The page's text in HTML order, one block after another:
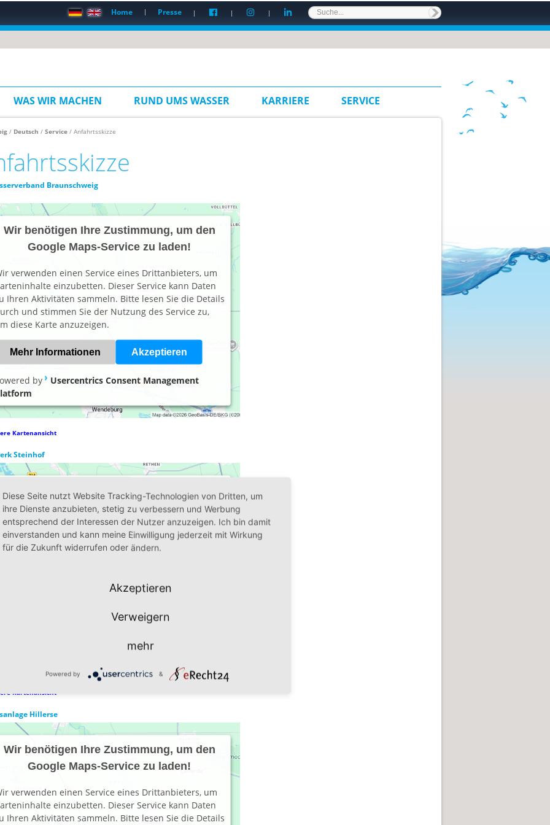
Home Presse
WAS WIR MACHEN RUND UMS WASSER KARRIERE SERVICE
/ Deutsch / Service/ Anfahrtsskizze
Braunschweig
Wir benötigen Ihre Zustimmung, um den
Google Maps-Service zu laden!
verwenden einen Service eines Drittanbieters, um
einzubetten. Dieser Service kann Daten
Ihren Aktivitäten sammeln. Bitte lesen Sie die Details
und stimmen Sie der Nutzung des Service zu,
diese Karte anzuzeigen.
Mehr Informationen Akzeptieren
by
Usercentrics Consent Management
Kartenansicht
Steinhof
Wir benötigen Ihre Zustimmung, um den
Google Maps-Service zu laden!
Wir verwenden einen Service eines Drittanbieters, um
Karteninhalte einzubetten. Dieser Service kann Daten
Akzeptieren
Usercentrics Consent Management
Kartenansicht
Hillerse
Wir benötigen Ihre Zustimmung, um den
Google Maps-Service zu laden!
verwenden einen Service eines Drittanbieters, um
einzubetten. Dieser Service kann Daten
Ihren Aktivitäten sammeln. Bitte lesen Sie die Details
Diese Seite nutzt Website Tracking-Technologien von Dritten, um
ihre Dienste anzubieten, stetig zu verbessern und Werbung
entsprechend der Interessen der Nutzer anzuzeigen. Ich bin damit
einverstanden und kann meine Einwilligung jederzeit mit Wirkung
für die Zukunft widerrufen oder ändern.
Akzeptieren
Verweigern
mehr
Powered by &